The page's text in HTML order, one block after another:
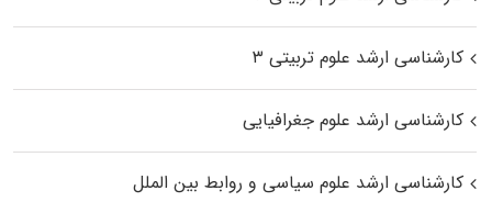
کارشناسی ارشد علوم تربیتی ۳
کارشناسی ارشد علوم جغرافیایی
کارشناسی ارشد علوم سیاسی و روابط بین الملل